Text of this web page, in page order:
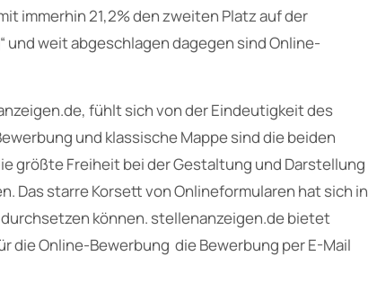
immerhin 21,2% den zweiten Platz auf der
und weit abgeschlagen dagegen sind Online-
fühlt sich von der Eindeutigkeit des
und klassische Mappe sind die beiden
größte Freiheit bei der Gestaltung und Darstellung
Das starre Korsett von Onlineformularen hat sich in
können. stellenanzeigen.de bietet
die Online-Bewerbung die Bewerbung per E-Mail